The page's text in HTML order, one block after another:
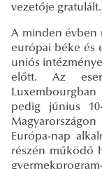
vezetője gratulált.
A minden évben
európai béke és
uniós
előtt. Az
pedig június
Európa-nap
részén működő